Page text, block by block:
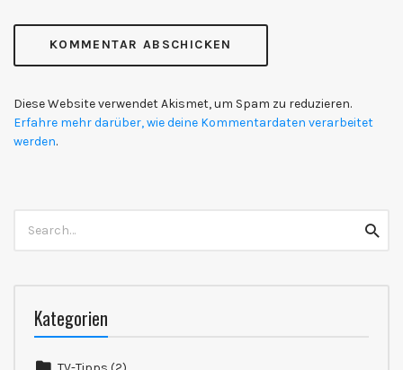
Diese Website verwendet Akismet, um Spam zu reduzieren.
Erfahre mehr darüber, wie deine Kommentardaten verarbeitet
werden.
for:
Kategorien